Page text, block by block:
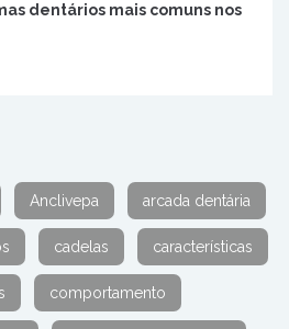
dentários mais comuns nos
Anclivepa arcada dentária
cadelas características
comportamento